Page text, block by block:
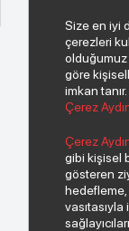
Bizden
Size en iyi
çerezleri
göre
imkan
Çerez
Çerez
gibi kişisel
gösteren